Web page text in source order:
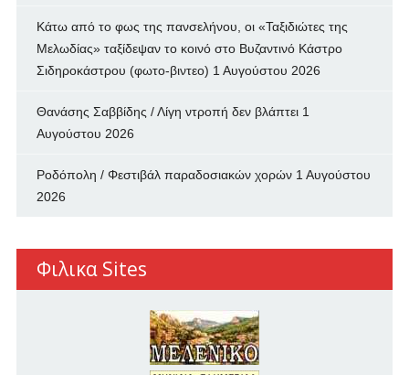
Κάτω από το φως της πανσελήνου, οι «Ταξιδιώτες της
Μελωδίας» ταξίδεψαν το κοινό στο Βυζαντινό Κάστρο
Σιδηροκάστρου (φωτο-βιντεο) 1 Αυγούστου 2026
Θανάσης Σαββίδης / Λίγη ντροπή δεν βλάπτει 1
Αυγούστου 2026
Ροδόπολη / Φεστιβάλ παραδοσιακών χορών 1 Αυγούστου
2026
Φιλικα Sites